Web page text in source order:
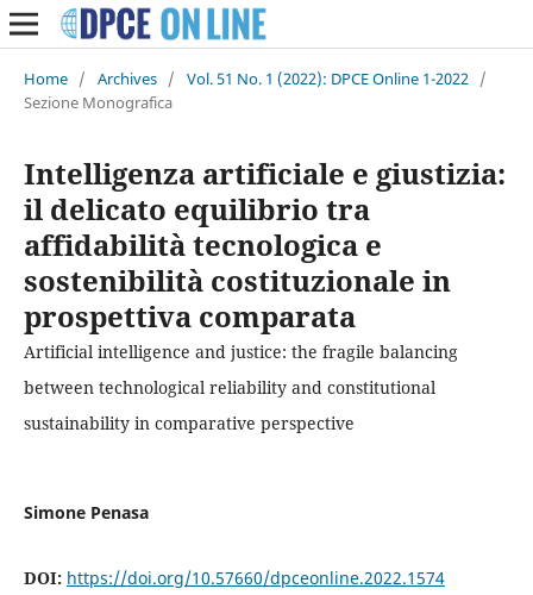
Home / Archives / Vol. 51 No. 1 (2022): DPCE Online 1-2022 /
Sezione Monografica
Intelligenza artificiale e giustizia:
il delicato equilibrio tra
affidabilità tecnologica e
sostenibilità costituzionale in
prospettiva comparata
Artificial intelligence and justice: the fragile balancing
between technological reliability and constitutional
sustainability in comparative perspective
Simone Penasa
DOI: https://doi.org/10.57660/dpceonline.2022.1574